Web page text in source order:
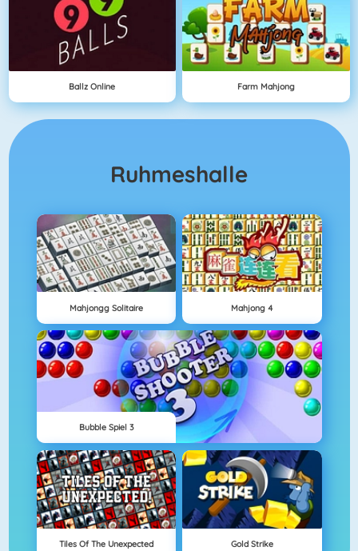
Ballz Online Farm Mahjong
Ruhmeshalle
Mahjongg Solitaire Mahjong 4
Bubble Spiel 3
Tiles Of The Unexpected Gold Strike